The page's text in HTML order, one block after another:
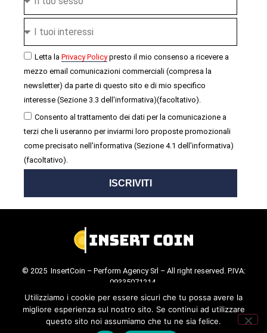
Letta la Privacy Policypresto il mio consenso a ricevere a
mezzo email comunicazioni commerciali (compresa la
newsletter) da parte di questo sito e di mio specifico
interesse (Sezione 3.3 dell'informativa)(facoltativo).
Consento al trattamento dei dati per la comunicazione a
terzi che li useranno per inviarmi loro proposte promozionali
come precisato nell'informativa (Sezione 4.1 dell'informativa)
(facoltativo).
ISCRIVITI
© 2025 InsertCoin – Perform Agency Srl – All right reserved. P.IVA:
09335071214.
Cookie Policy . Privacy Policy.
Utilizziamo i cookie per essere sicuri che tu possa avere la
migliore esperienza sul nostro sito. Se continui ad utilizzare
questo sito noi assumiamo che tu ne sia felice.